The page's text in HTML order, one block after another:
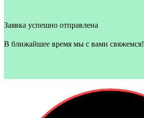
Заявка успешно отправлена
В ближайшее время мы с вами свяжемся!